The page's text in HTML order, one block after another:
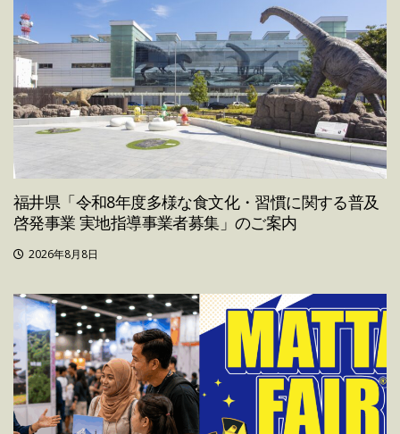
福井県「令和8年度多様な食文化・習慣に関する普及
啓発事業 実地指導事業者募集」のご案内
2026年8月8日